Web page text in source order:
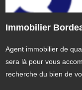
Immobilier
Agent immobilier de
sera là pour vous
recherche du bien de